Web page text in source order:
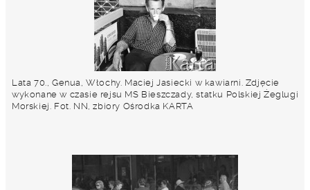
Lata 70., Genua, Włochy. Maciej Jasiecki w kawiarni. Zdjęcie
wykonane w czasie rejsu MS Bieszczady, statku Polskiej Żeglugi
Morskiej. Fot. NN, zbiory Ośrodka KARTA